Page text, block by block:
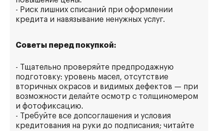
- Риск лишних списаний при оформлении
кредита и навязывание ненужных услуг.
Советы перед покупкой:
- Тщательно проверяйте предпродажную
подготовку: уровень масел, отсутствие
вторичных окрасов и видимых дефектов — при
возможности делайте осмотр с толщиномером
и фотофиксацию.
- Требуйте все допсоглашения и условия
кредитования на руки до подписания; читайте